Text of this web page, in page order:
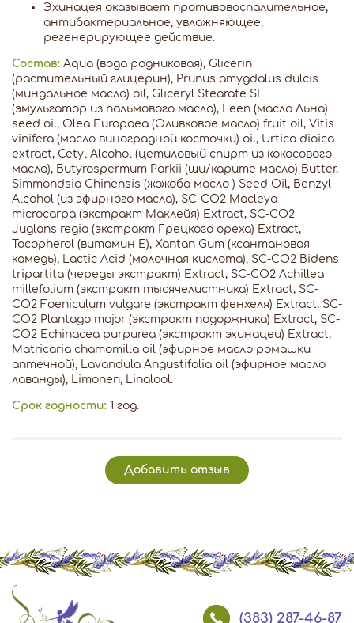
Эхинацея оказывает противовоспалительное,
антибактериальное, увлажняющее,
регенерирующее действие.
Состав: Aqua (вода родниковая), Glicerin
(растительный глицерин), Prunus amygdalus dulcis
(миндальное масло) oil, Gliceryl Stearate SE
(эмульгатор из пальмового масла), Leen (масло Льна)
seed oil, Olea Europaea (Оливковое масло) fruit oil, Vitis
vinifera (масло виноградной косточки) oil, Urtica dioica
extract, Cetyl Alcohol (цетиловый спирт из кокосового
масла), Butyrospermum Parkii (ши/карите масло) Butter,
Simmondsia Chinensis (жожоба масло ) Seed Oil, Benzyl
Alcohol (из эфирного масла), SC-CO2 Macleya
microcarpa (экстракт Маклейя) Extract, SC-CO2
Juglans regia (экстракт Грецкого ореха) Extract,
Tocopherol (витамин Е), Xantan Gum (ксантановая
камедь), Lactic Acid (молочная кислота), SC-CO2 Bidens
tripartita (череды экстракт) Extract, SC-CO2 Achillea
millefolium (экстракт тысячелистника) Extract, SC-
CO2 Foeniculum vulgare (экстракт фенхеля) Extract, SC-
CO2 Plantago major (экстракт подоржника) Extract, SC-
CO2 Echinacea purpurea (экстракт эхинацеи) Extract,
Matricaria chamomilla oil (эфирное масло ромашки
аптечной), Lavandula Angustifolia oil (эфирное масло
лаванды), Limonen, Linalool.
Срок годности: 1 год.
Добавить отзыв
(383) 287-46-87